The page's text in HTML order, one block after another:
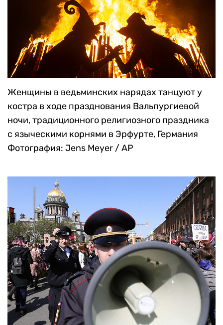
Женщины в ведьминских нарядах танцуют у
костра в ходе празднования Вальпургиевой
ночи, традиционного религиозного праздника
с языческими корнями в Эрфурте, Германия
Фотография: Jens Meyer / AP